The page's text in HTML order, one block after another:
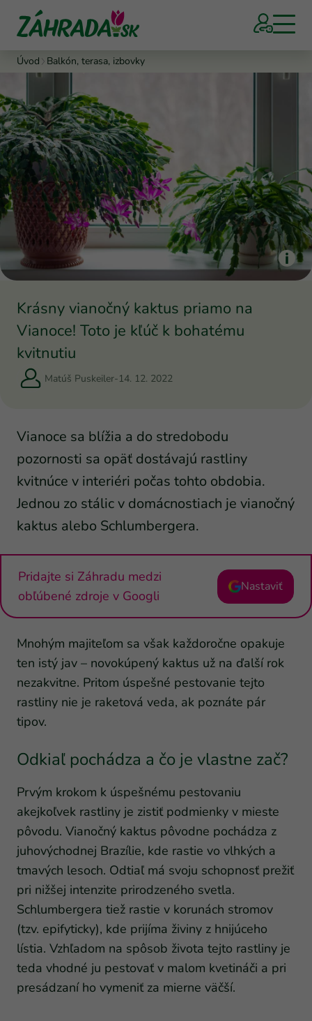
Úvod Balkón, terasa, izbovky
Krásny vianočný kaktus priamo na
Vianoce! Toto je kľúč k bohatému
kvitnutiu
Matúš Puskeiler-14. 12. 2022
Vianoce sa blížia a do stredobodu
pozornosti sa opäť dostávajú rastliny
kvitnúce v interiéri počas tohto obdobia.
Jednou zo stálic v domácnostiach je vianočný
kaktus alebo Schlumbergera.
Pridajte si Záhradu medzi
obľúbené zdroje v Googli
Nastaviť
Mnohým majiteľom sa však každoročne opakuje
ten istý jav – novokúpený kaktus už na ďalší rok
nezakvitne. Pritom úspešné pestovanie tejto
rastliny nie je raketová veda, ak poznáte pár
tipov.
Odkiaľ pochádza a čo je vlastne zač?
Prvým krokom k úspešnému pestovaniu
akejkoľvek rastliny je zistiť podmienky v mieste
pôvodu. Vianočný kaktus pôvodne pochádza z
juhovýchodnej Brazílie, kde rastie vo vlhkých a
tmavých lesoch. Odtiaľ má svoju schopnosť prežiť
pri nižšej intenzite prirodzeného svetla.
Schlumbergera tiež rastie v korunách stromov
(tzv. epifyticky), kde prijíma živiny z hnijúceho
lístia. Vzhľadom na spôsob života tejto rastliny je
teda vhodné ju pestovať v malom kvetináči a pri
presádzaní ho vymeniť za mierne väčší.